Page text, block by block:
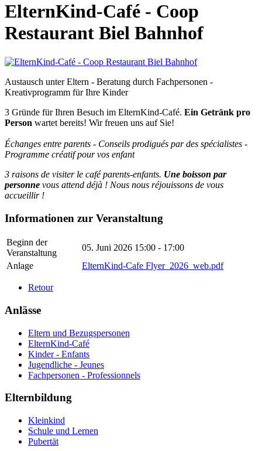
ElternKind-Café - Coop
Restaurant Biel Bahnhof
Austausch unter Eltern - Beratung durch Fachpersonen -
Kreativprogramm für Ihre Kinder
3 Gründe für Ihren Besuch im ElternKind-Café. Ein Getränk pro
Person wartet bereits! Wir freuen uns auf Sie!
Échanges entre parents - Conseils prodigués par des spécialistes -
Programme créatif pour vos enfant
3 raisons de visiter le café parents-enfants. Une boisson par
personne vous attend déjà ! Nous nous réjouissons de vous
accueillir !
Informationen zur Veranstaltung
Beginn der
Veranstaltung
05. Juni 2026 15:00 - 17:00
Anlage
ElternKind-Cafe Flyer_2026_web.pdf
Retour
Anlässe
Eltern und Bezugspersonen
ElternKind-Café
Kinder - Enfants
Jugendliche - Jeunes
Fachpersonen - Professionnels
Elternbildung
Kleinkind
Schule und Lernen
Pubertät